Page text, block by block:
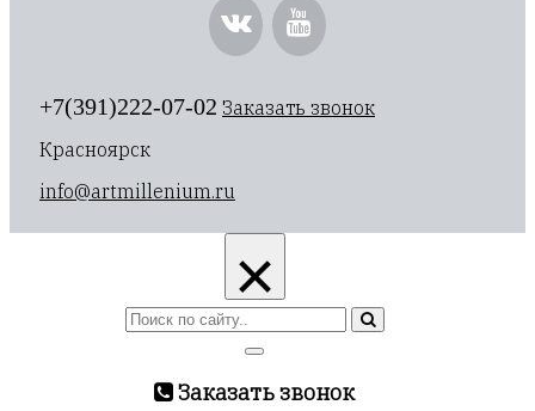
+7(391)222-07-02 Заказать звонок
Красноярск
info@artmillenium.ru
×
Заказать звонок